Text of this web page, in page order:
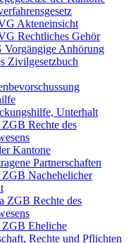
Akteneinsicht
Rechtliches Gehör
Anhörung
Zivilgesetzbuch
Unterhalt
Rechte des
Kantone
Partnerschaften
Nachehelicher
ZGB Rechte des
Eheliche
Rechte und Pflichten